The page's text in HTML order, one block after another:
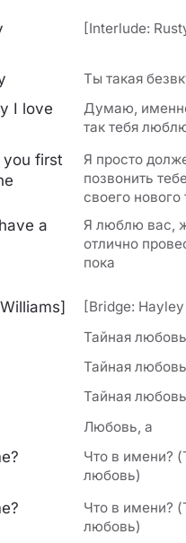
[Interlude:
Ты такая
I love
Думаю,
так тебя
you first
Я просто
позвонить
своего нового
a
Я люблю вас,
отлично
пока
[Bridge:
Тайная любовь
Тайная любовь
Тайная любовь
Любовь, а
Что в имени?
любовь)
Что в имени?
любовь)